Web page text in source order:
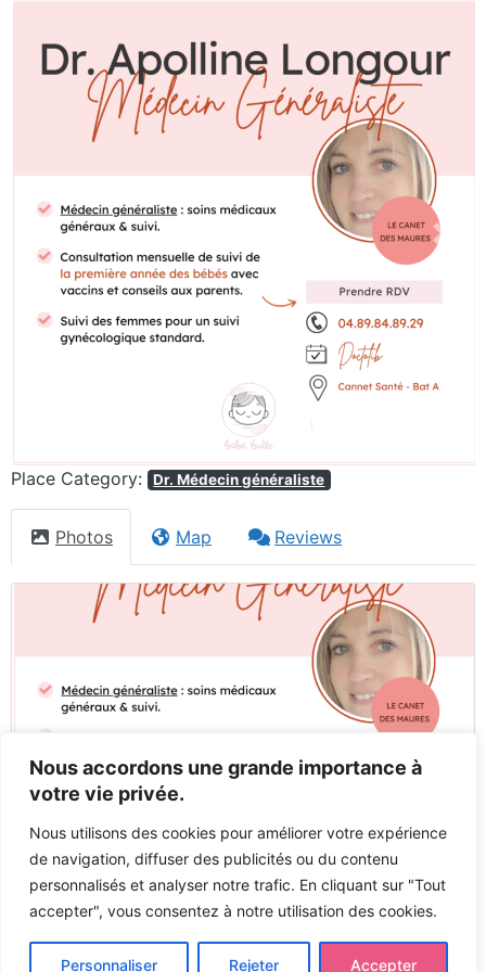
Nous accordons une grande importance à
votre vie privée.
Nous utilisons des cookies pour améliorer votre expérience
de navigation, diffuser des publicités ou du contenu
personnalisés et analyser notre trafic. En cliquant sur "Tout
accepter", vous consentez à notre utilisation des cookies.
Personnaliser Rejeter Accepter
Previous Next
Place Category: Dr. Médecin généraliste
Photos Map Reviews
Previous Next